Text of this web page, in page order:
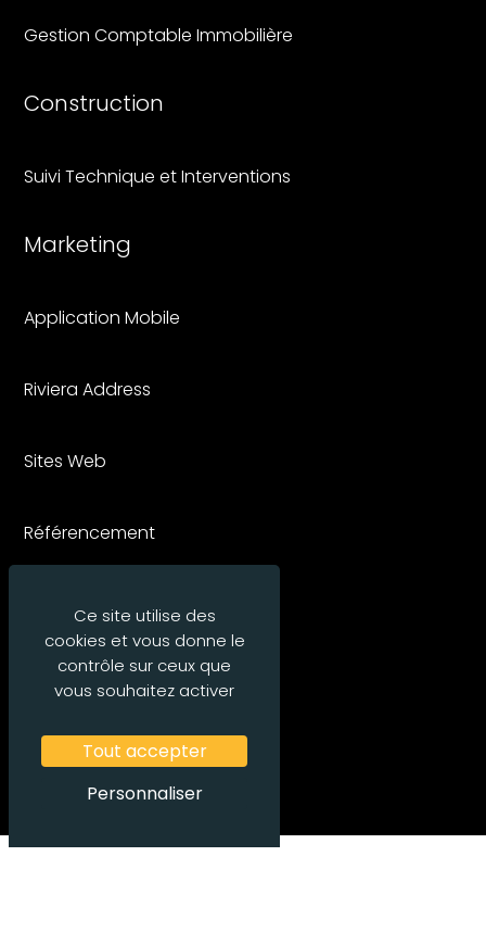
Gestion Comptable Immobilière
Construction
Suivi Technique et Interventions
Marketing
Application Mobile
Riviera Address
Sites Web
Référencement
Contactez-nous
Blog
Ce site utilise des
cookies et vous donne le
contrôle sur ceux que
vous souhaitez activer
Tout accepter
Personnaliser